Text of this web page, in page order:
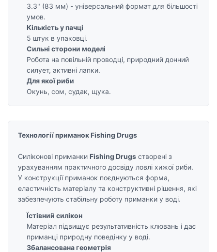
3.3" (83 мм) - універсальний формат для більшості
умов.
Кількість у пачці
5 штук в упаковці.
Сильні сторони моделі
Робота на повільній проводці, природний донний
силует, активні лапки.
Для якої риби
Окунь, сом, судак, щука.
Технології приманок Fishing Drugs
Силіконові приманки Fishing Drugs створені з
урахуванням практичного досвіду ловлі хижої риби.
У конструкції приманок поєднуються форма,
еластичність матеріалу та конструктивні рішення, які
забезпечують стабільну роботу приманки у воді.
Їстівний силікон
Матеріал підвищує результативність клювань і дає
приманці природну поведінку у воді.
Збалансована геометрія